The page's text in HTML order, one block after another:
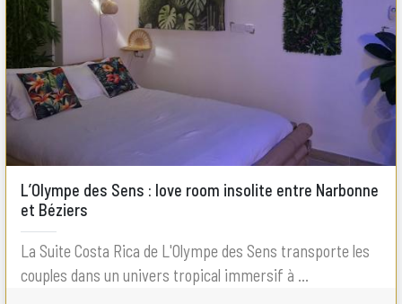
L’Olympe des Sens : love room insolite entre Narbonne
et Béziers
La Suite Costa Rica de L'Olympe des Sens transporte les
couples dans un univers tropical immersif à ...